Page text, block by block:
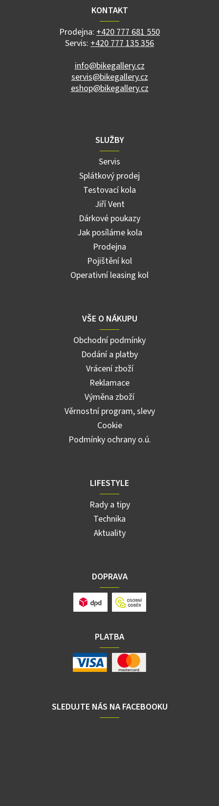
KONTAKT
Prodejna: +420 777 681 550
Servis: +420 777 135 356
info@bikegallery.cz
servis@bikegallery.cz
eshop@bikegallery.cz
SLUŽBY
Servis
Splátkový prodej
Testovací kola
Jiří Vent
Dárkové poukazy
Jak posíláme kola
Prodejna
Pojištění kol
Operativní leasing kol
VŠE O NÁKUPU
Obchodní podmínky
Dodání a platby
Vrácení zboží
Reklamace
Výměna zboží
Věrnostní program, slevy
Cookie
Podmínky ochrany o.ú.
LIFESTYLE
Rady a tipy
Technika
Aktuality
DOPRAVA
PLATBA
SLEDUJTE NÁS NA FACEBOOKU